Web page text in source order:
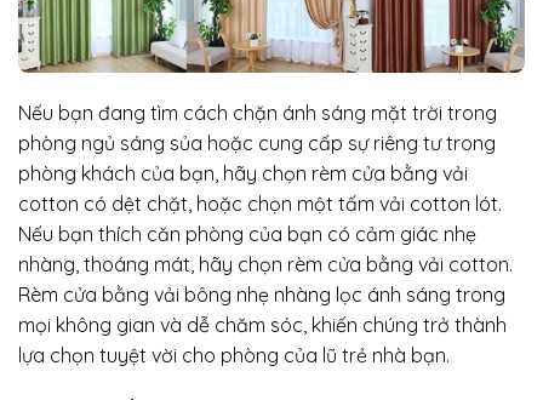
Nếu bạn đang tìm cách chặn ánh sáng mặt trời trong
phòng ngủ sáng sủa hoặc cung cấp sự riêng tư trong
phòng khách của bạn, hãy chọn rèm cửa bằng vải
cotton có dệt chặt, hoặc chọn một tấm vải cotton lót.
Nếu bạn thích căn phòng của bạn có cảm giác nhẹ
nhàng, thoáng mát, hãy chọn rèm cửa bằng vải cotton.
Rèm cửa bằng vải bông nhẹ nhàng lọc ánh sáng trong
mọi không gian và dễ chăm sóc, khiến chúng trở thành
lựa chọn tuyệt vời cho phòng của lũ trẻ nhà bạn.